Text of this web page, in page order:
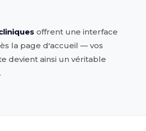
offrent une interface
la page d'accueil — vos
devient ainsi un véritable
.